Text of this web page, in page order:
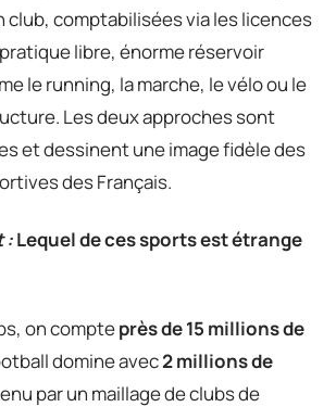
club, comptabilisées via les licences
libre, énorme réservoir
le running, la marche, le vélo ou le
Les deux approches sont
et dessinent une image fidèle des
des Français.
:Lequel de ces sports est étrange
on compteprès de 15 millions de
domine avec2 millions de
par un maillage de clubs de